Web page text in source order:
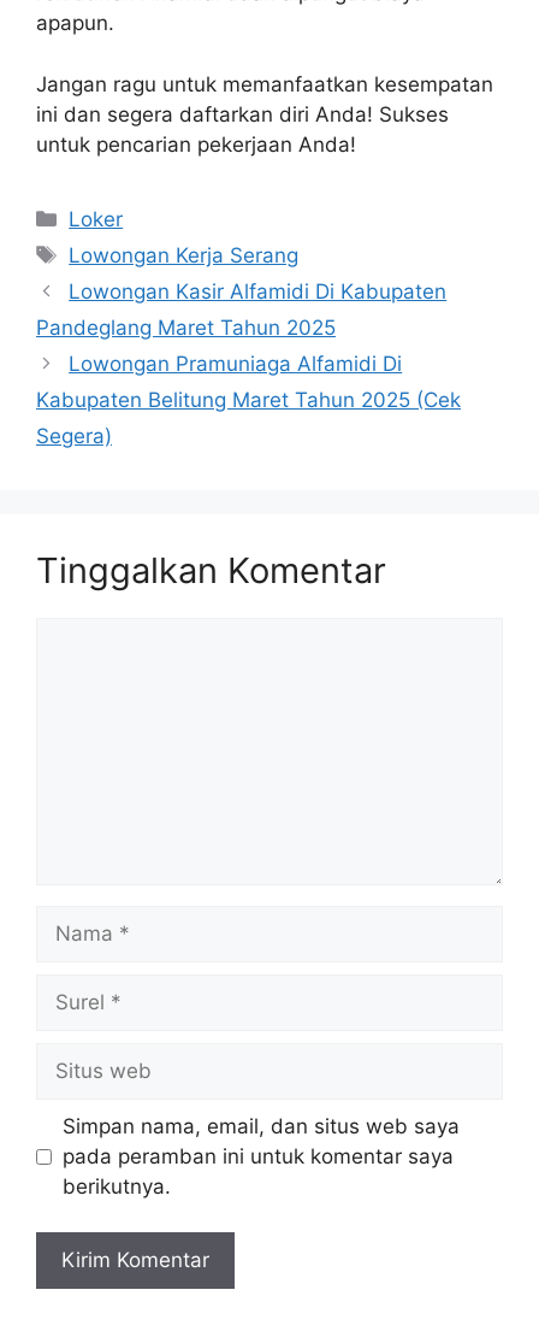
apapun.
Jangan ragu untuk memanfaatkan kesempatan
ini dan segera daftarkan diri Anda! Sukses
untuk pencarian pekerjaan Anda!
Kategori
Loker
Tag
Lowongan Kerja Serang
Lowongan Kasir Alfamidi Di Kabupaten
Pandeglang Maret Tahun 2025
Lowongan Pramuniaga Alfamidi Di
Kabupaten Belitung Maret Tahun 2025 (Cek
Segera)
Tinggalkan Komentar
web
Simpan nama, email, dan situs web saya
pada peramban ini untuk komentar saya
berikutnya.